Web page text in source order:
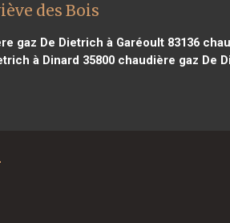
des Bois
gaz De Dietrich à Garéoult 83136
à Dinard 35800chaudière gaz De